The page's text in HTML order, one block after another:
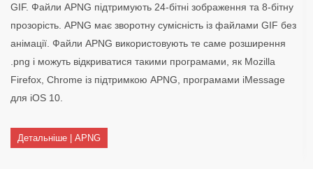
GIF. Файли APNG підтримують 24-бітні зображення та 8-бітну
прозорість. APNG має зворотну сумісність із файлами GIF без
анімації. Файли APNG використовують те саме розширення
.png і можуть відкриватися такими програмами, як Mozilla
Firefox, Chrome із підтримкою APNG, програмами iMessage
для iOS 10.
Детальніше | APNG